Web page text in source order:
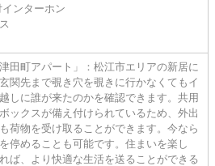
ンターホン
津田町アパート」：松江市エリアの新居に
関先まで覗き穴を覗きに行かなくてもイ
しに誰が来たのかを確認できます。共用
ックスが備え付けられているため、外出
荷物を受け取ることができます。今なら
停めることも可能です。住まいを楽し
ば、より快適な生活を送ることができる